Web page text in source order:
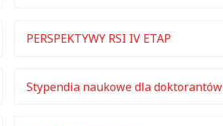
PERSPEKTYWY RSI IV ETAP
Stypendia naukowe dla doktorantów